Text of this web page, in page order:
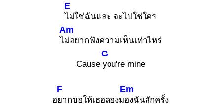
E
ไม่ใช่ฉันและ จะไปใช่ใคร
ไ
Am
ม่อยากฟังความเห็นเท่าไหร่
Cause
G
you're mine
อ
F
ยากขอให้เธอลองม
Em
องฉันสักครั้ง